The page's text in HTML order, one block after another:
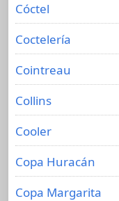
Cóctel
Coctelería
Cointreau
Collins
Cooler
Copa Huracán
Copa Margarita